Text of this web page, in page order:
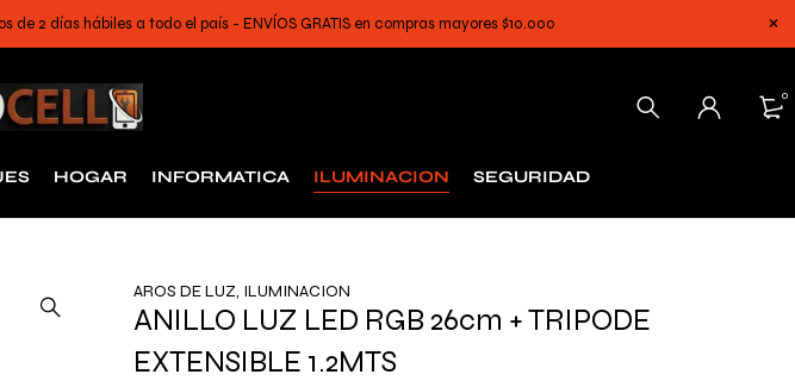
de 2 días hábiles a todo el país - ENVÍOS GRATIS en compras mayores $10.000
0
HOGAR INFORMATICA ILUMINACION SEGURIDAD
AROS DE LUZ, ILUMINACION
ANILLO LUZ LED RGB 26cm + TRIPODE
EXTENSIBLE 1.2MTS